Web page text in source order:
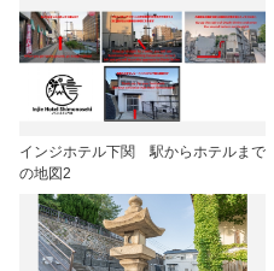
インジホテル下関 駅からホテルまで
の地図2